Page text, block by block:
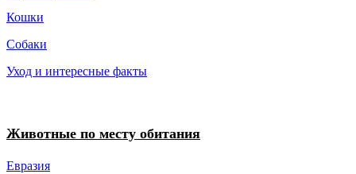
Кошки
Собаки
Уход и интересные факты
Животные по месту обитания
Евразия